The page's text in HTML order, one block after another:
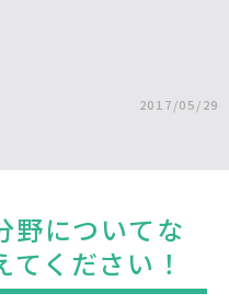
2017/05/29
野についてな
ください！